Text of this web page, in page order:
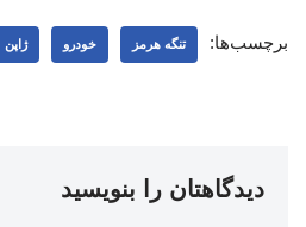
برچسب‌ها: تنگه هرمز خودرو ژاپن
دیدگاهتان را بنویسید